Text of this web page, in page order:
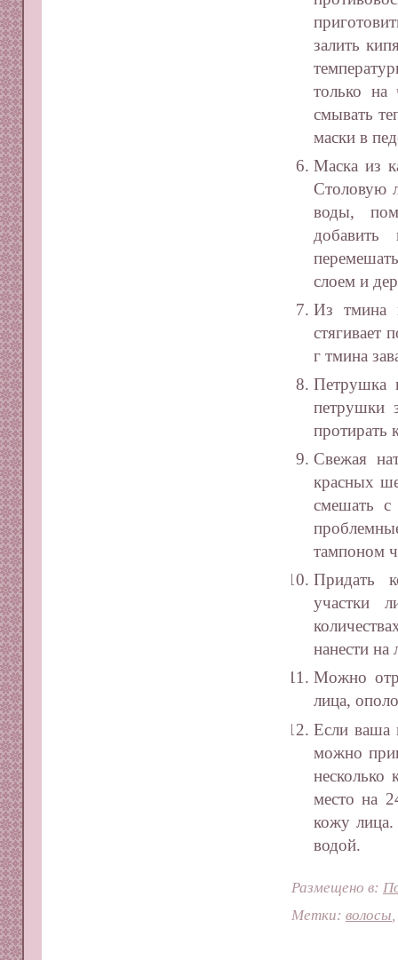
залить
только
смывать
маски в
Маска из
Столовую
воды,
слоем и
Из тмина
стягивает
г тмина
Петрушка
петрушки
протирать
Свежая
красных
смешать
тампоном
Придать
участки
нанести
Можно
лица,
Если ваша
можно
несколько
место на
кожу лица.
водой.
Размещено в:
Метки: волосы